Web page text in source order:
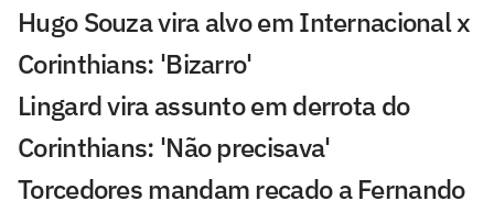
Hugo Souza vira alvo em Internacional x
Corinthians: 'Bizarro'
Lingard vira assunto em derrota do
Corinthians: 'Não precisava'
Torcedores mandam recado a Fernando